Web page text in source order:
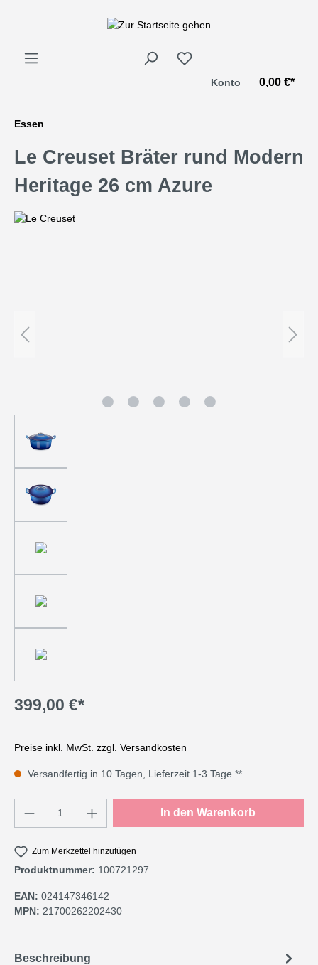
Konto 0,00 €*
Essen
Le Creuset Bräter rund Modern
Heritage 26 cm Azure
399,00 €*
Preise inkl. MwSt. zzgl. Versandkosten
Versandfertig in 10 Tagen, Lieferzeit 1-3 Tage **
Produkt Anzahl: Gib den gewünschten
In den Warenkorb
Zum Merkzettel hinzufügen
Produktnummer: 100721297
EAN: 024147346142
MPN: 21700262202430
Beschreibung